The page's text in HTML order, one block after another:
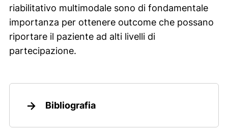
riabilitativo multimodale sono di fondamentale
importanza per ottenere outcomeche possano
riportare il paziente ad alti livelli di
partecipazione.
Bibliografia